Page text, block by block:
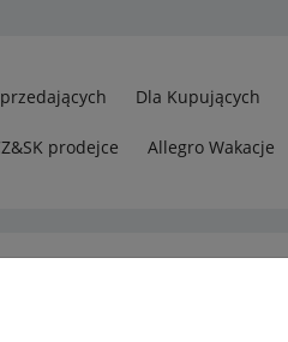
Dla Kupujących
prodejce Allegro Wakacje